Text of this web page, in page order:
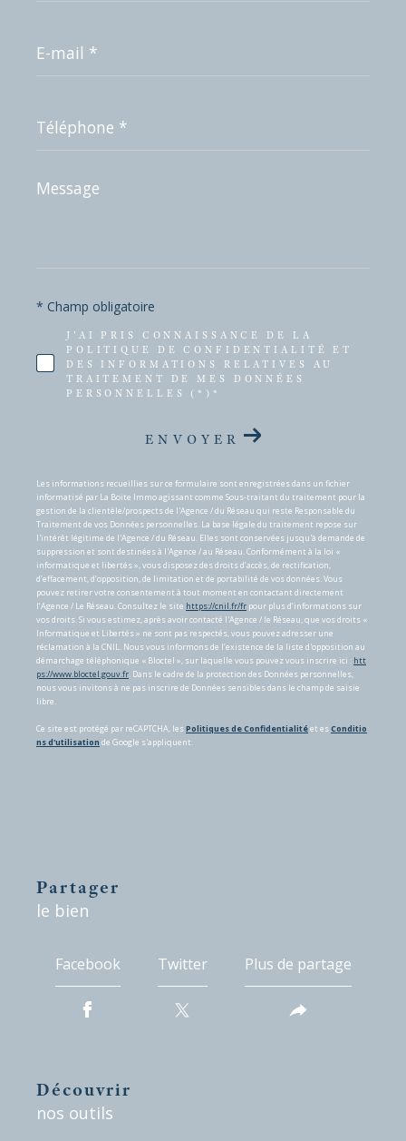
mail
*
*
Message
*
J'AI PRIS CONNAISSANCE DE LA
POLITIQUE DE CONFIDENTIALITÉ ET
DES INFORMATIONS RELATIVES AU
TRAITEMENT DE MES DONNÉES
PERSONNELLES (*)*
* Champ obligatoire
ENVOYER
Les informations recueillies sur ce formulaire sont enregistrées dans un fichier
informatisé par La Boite Immo agissant comme Sous-traitant du traitement pour la
gestion de la clientèle/prospects de l'Agence / du Réseau qui reste Responsable du
Traitement de vos Données personnelles. La base légale du traitement repose sur
l'intérêt légitime de l'Agence / du Réseau. Elles sont conservées jusqu'à demande de
suppression et sont destinées à l'Agence / au Réseau. Conformément à la loi «
informatique et libertés », vous disposez des droits d’accès, de rectification,
d’effacement, d’opposition, de limitation et de portabilité de vos données. Vous
pouvez retirer votre consentement à tout moment en contactant directement
l’Agence / Le Réseau. Consultez le site https://cnil.fr/fr pour plus d’informations sur
vos droits. Si vous estimez, après avoir contacté l'Agence / le Réseau, que vos droits «
Informatique et Libertés » ne sont pas respectés, vous pouvez adresser une
réclamation à la CNIL. Nous vous informons de l’existence de la liste d'opposition au
démarchage téléphonique « Bloctel », sur laquelle vous pouvez vous inscrire ici : htt
ps://www.bloctel.gouv.fr. Dans le cadre de la protection des Données personnelles,
nous vous invitons à ne pas inscrire de Données sensibles dans le champ de saisie
libre.
Ce site est protégé par reCAPTCHA, lesPolitiques de Confidentialitéet esConditio
ns d'utilisation de Google s'appliquent.
partager
le bien
Facebook Twitter Plus de partage
découvrir
nos outils